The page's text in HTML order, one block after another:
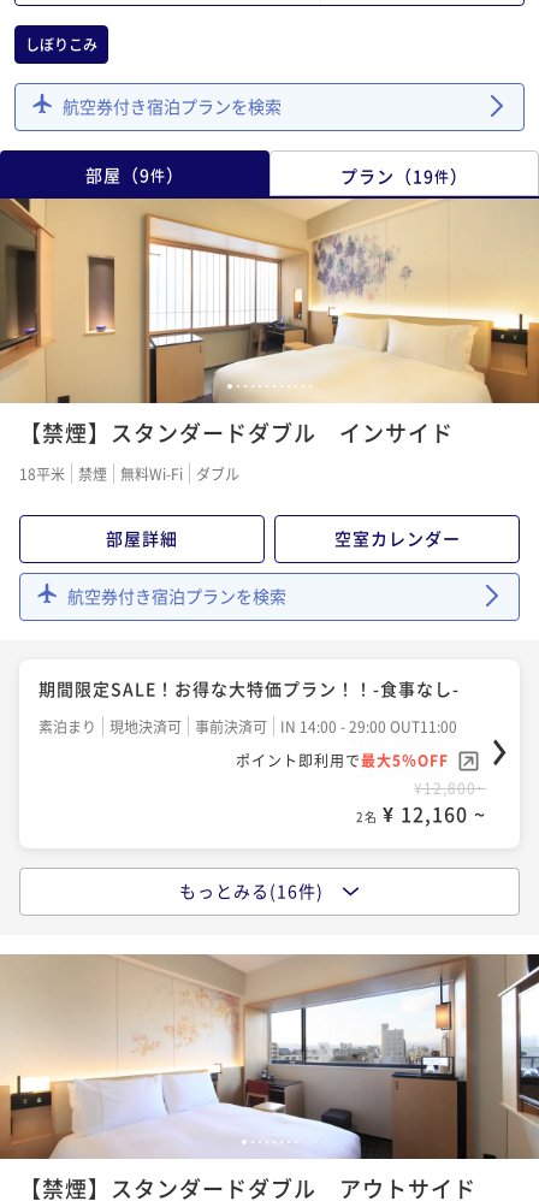
しぼりこみ
航空券付き宿泊プランを検索
部屋 （9件） プラン （19件）
123 4 5 6 7 8 9 10 11 12
【禁煙】スタンダードダブル インサイド
18平米 禁煙 無料Wi-Fi ダブル
部屋詳細 空室カレンダー
航空券付き宿泊プランを検索
期間限定SALE！お得な大特価プラン！！-食事なし-
素泊まり 現地決済可 事前決済可
IN 14:00 - 29:00 OUT11:00
ポイント即利用で最大5％OFF
¥12,800~
2名 ¥ 12,160 ~
【早期割90】計画的で家族想いのアナタへ！当館自慢
事前決済可
IN 14:00 - 29:00 OUT11:00
ポイント即利用で最大5％OFF
¥13,200~
2名 ¥ 12,540 ~
【早期割30】お得に宿泊したいアナタへ！当館自慢ラ
ウンジで 地酒＆スイーツを★ 駅徒歩スグ☆素泊り
もっとみる(16件)
1 2 3 4 5 6 7 8
【禁煙】スタンダードダブル アウトサイド